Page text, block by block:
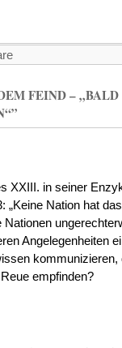
FEIND –
XXIII. in seiner
„Keine Nation hat
Angelegenheiten
kommunizieren,
empfinden?